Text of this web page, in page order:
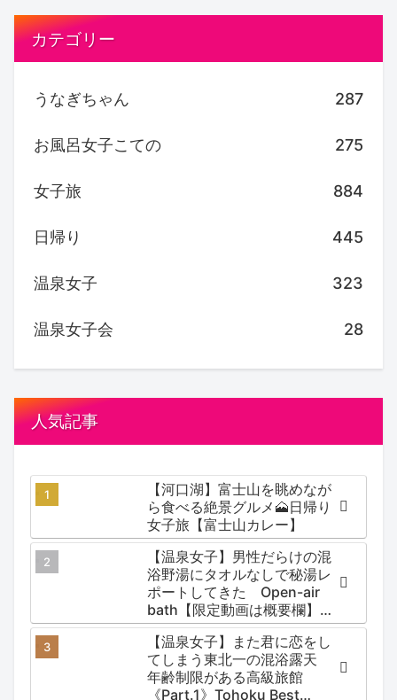
カテゴリー
うなぎちゃん 287
お風呂女子こての 275
女子旅 884
日帰り 445
温泉女子 323
温泉女子会 28
人気記事
【河口湖】富士山を眺めなが
ら食べる絶景グルメ🗻日帰り
女子旅【富士山カレー】
【温泉女子】男性だらけの混
浴野湯にタオルなしで秘湯レ
ポートしてきた Open-air
bath【限定動画は概要欄】尻
焼温泉郷 川の湯
【温泉女子】また君に恋をし
てしまう東北一の混浴露天
年齢制限がある高級旅館
《Part.1》Tohoku Best